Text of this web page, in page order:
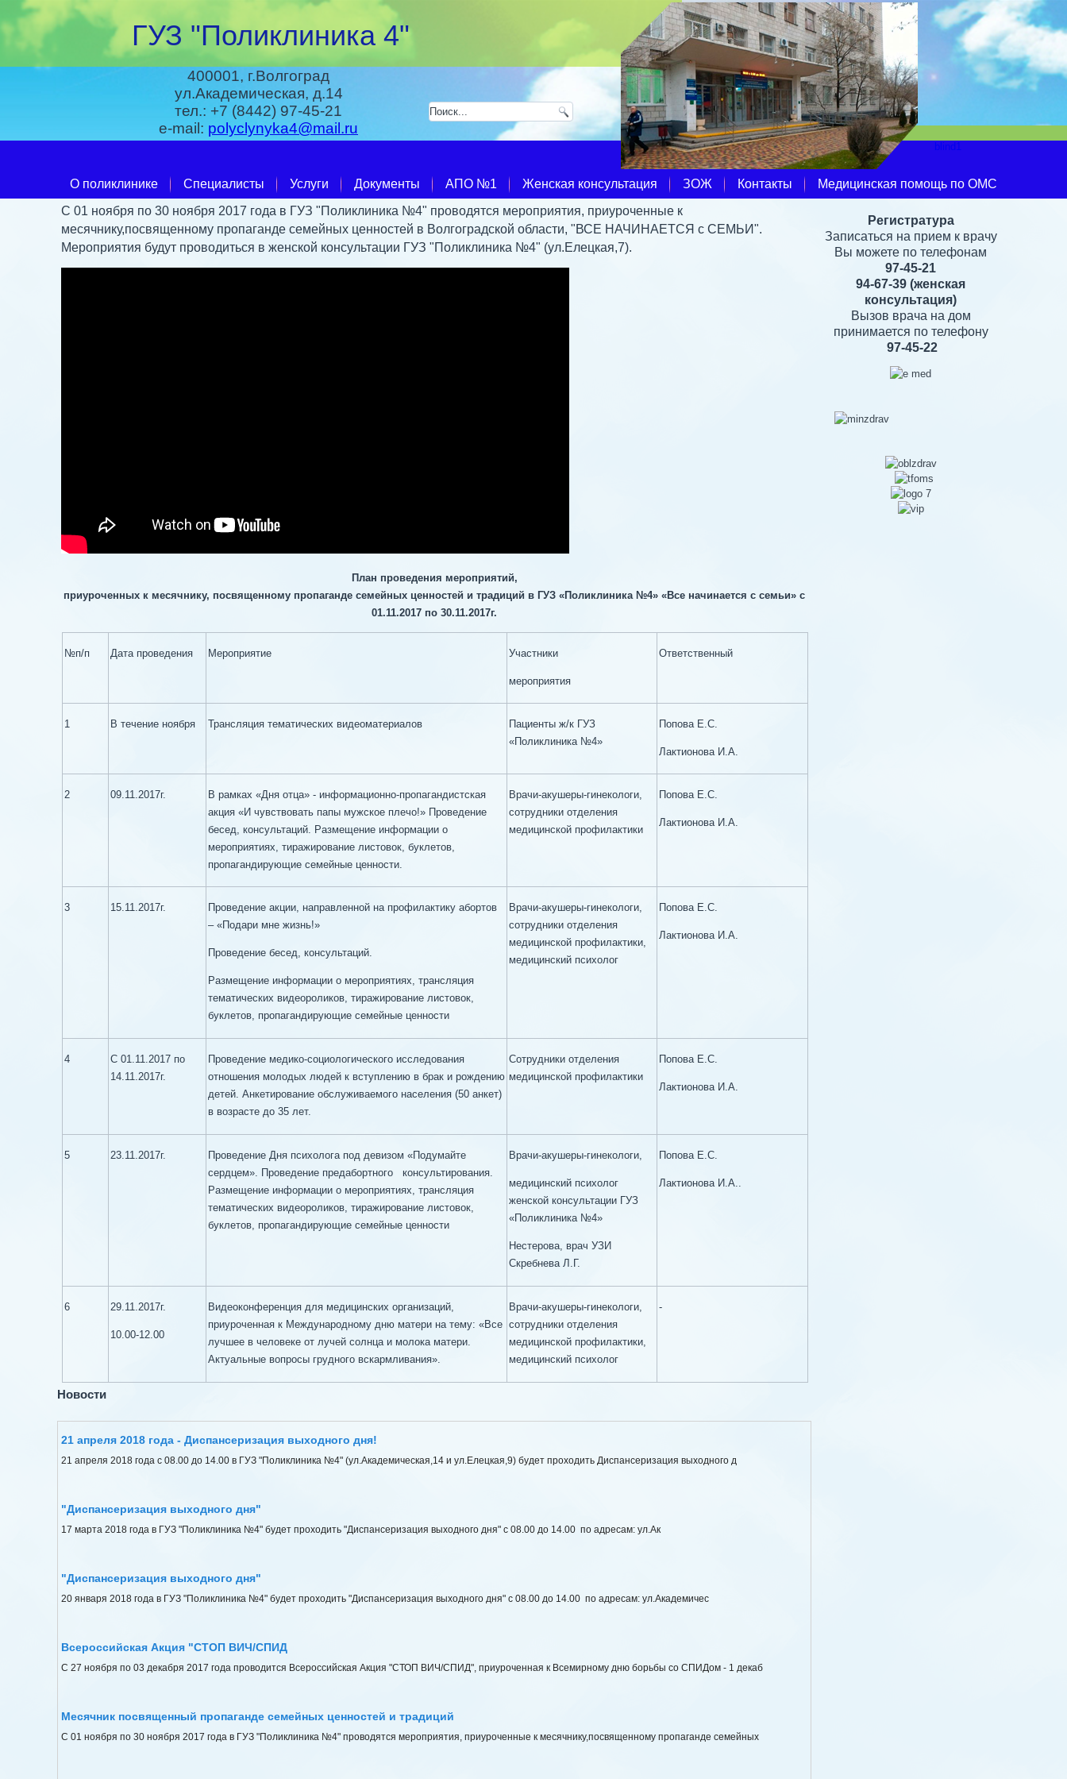
ГУЗ "Поликлиника 4"
400001, г.Волгоград
ул.Академическая, д.14
тел.: +7 (8442) 97-45-21
e-mail: polyclynyka4@mail.ru
О поликлинике Специалисты Услуги Документы АПО №1 Женская консультация ЗОЖ Контакты
Медицинская помощь по ОМС
С 01 ноября по 30 ноября 2017 года в ГУЗ "Поликлиника №4" проводятся мероприятия, приуроченные к
месячнику,посвященному пропаганде семейных ценностей в Волгоградской области, "ВСЕ НАЧИНАЕТСЯ с СЕМЬИ".
Мероприятия будут проводиться в женской консультации ГУЗ "Поликлиника №4" (ул.Елецкая,7).
План проведения мероприятий,
приуроченных к месячнику, посвященному пропаганде семейных ценностей и традиций в ГУЗ «Поликлиника №4» «Все начинается с семьи» с
01.11.2017 по 30.11.2017г.
№п/п Дата проведения Мероприятие Участники
мероприятия
Ответственный
1 В течение ноября Трансляция тематических видеоматериалов
Пациенты ж/к ГУЗ
«Поликлиника №4»
Попова Е.С.
Лактионова И.А.
2 09.11.2017г.
В рамках «Дня отца» - информационно-пропагандистская
акция «И чувствовать папы мужское плечо!» Проведение
бесед, консультаций. Размещение информации о
мероприятиях, тиражирование листовок, буклетов,
пропагандирующие семейные ценности.
Врачи-акушеры-гинекологи,
сотрудники отделения
медицинской профилактики
Попова Е.С.
Лактионова И.А.
3 15.11.2017г.
Проведение акции, направленной на профилактику абортов
– «Подари мне жизнь!»
Проведение бесед, консультаций.
Размещение информации о мероприятиях, трансляция
тематических видеороликов, тиражирование листовок,
буклетов, пропагандирующие семейные ценности
Врачи-акушеры-гинекологи,
сотрудники отделения
медицинской профилактики,
медицинский психолог
Попова Е.С.
Лактионова И.А.
4
С 01.11.2017 по
14.11.2017г.
Проведение медико-социологического исследования
отношения молодых людей к вступлению в брак и рождению
детей. Анкетирование обслуживаемого населения (50 анкет)
в возрасте до 35 лет.
Сотрудники отделения
медицинской профилактики
Попова Е.С.
Лактионова И.А.
5 23.11.2017г.
Проведение Дня психолога под девизом «Подумайте
сердцем». Проведение предабортного консультирования.
Размещение информации о мероприятиях, трансляция
тематических видеороликов, тиражирование листовок,
буклетов, пропагандирующие семейные ценности
Врачи-акушеры-гинекологи,
медицинский психолог
женской консультации ГУЗ
«Поликлиника №4»
Нестерова, врач УЗИ
Скребнева Л.Г.
Попова Е.С.
Лактионова И.А..
6 29.11.2017г.
10.00-12.00
Видеоконференция для медицинских организаций,
приуроченная к Международному дню матери на тему: «Все
лучшее в человеке от лучей солнца и молока матери.
Актуальные вопросы грудного вскармливания».
Врачи-акушеры-гинекологи,
сотрудники отделения
медицинской профилактики,
медицинский психолог
-
Новости
21 апреля 2018 года - Диспансеризация выходного дня!
21 апреля 2018 года с 08.00 до 14.00 в ГУЗ "Поликлиника №4" (ул.Академическая,14 и ул.Елецкая,9) будет проходить Диспансеризация выходного д
"Диспансеризация выходного дня"
17 марта 2018 года в ГУЗ "Поликлиника №4" будет проходить "Диспансеризация выходного дня" с 08.00 до 14.00 по адресам: ул.Ак
"Диспансеризация выходного дня"
20 января 2018 года в ГУЗ "Поликлиника №4" будет проходить "Диспансеризация выходного дня" с 08.00 до 14.00 по адресам: ул.Академичес
Всероссийская Акция "СТОП ВИЧ/СПИД
С 27 ноября по 03 декабря 2017 года проводится Всероссийская Акция "СТОП ВИЧ/СПИД", приуроченная к Всемирному дню борьбы со СПИДом - 1 декаб
Месячник посвященный пропаганде семейных ценностей и традиций
С 01 ноября по 30 ноября 2017 года в ГУЗ "Поликлиника №4" проводятся мероприятия, приуроченные к месячнику,посвященному пропаганде семейных
Регистратура
Записаться на прием к врачу
Вы можете по телефонам
97-45-21
94-67-39 (женская
консультация)
Вызов врача на дом
принимается по телефону
97-45-22